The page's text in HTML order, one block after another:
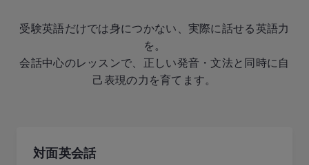
受験英語だけでは身につかない、実際に話せる英語力
を。
会話中心のレッスンで、正しい発音・文法と同時に自
己表現の力を育てます。
対面英会話